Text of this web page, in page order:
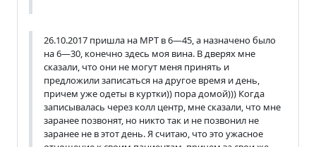
26.10.2017 пришла на МРТ в 6—45, а назначено было
на 6—30, конечно здесь моя вина. В дверях мне
сказали, что они не могут меня принять и
предложили записаться на другое время и день,
причем уже одеты в куртки)) пора домой))) Когда
записывалась через колл центр, мне сказали, что мне
заранее позвонят, но никто так и не позвонил не
заранее не в этот день. Я считаю, что это ужасное